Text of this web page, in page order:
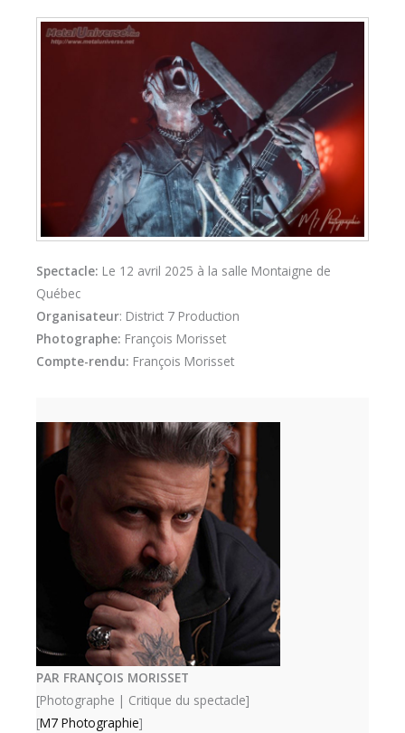
Spectacle: Le 12 avril 2025 à la salle Montaigne de
Québec
Organisateur: District 7 Production
Photographe: François Morisset
Compte-rendu: François Morisset
PAR FRANÇOIS MORISSET
[Photographe | Critique du spectacle]
[M7 Photographie]